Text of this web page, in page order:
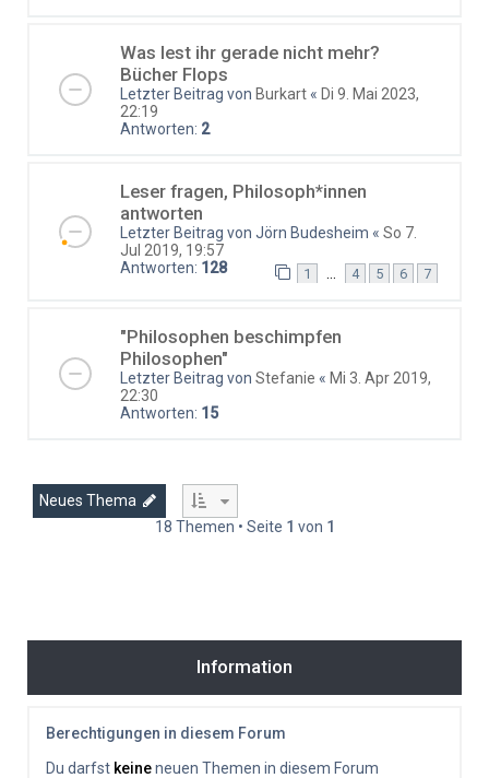
Was lest ihr gerade nicht mehr?
Bücher Flops
Letzter Beitrag von Burkart « Di 9. Mai 2023,
22:19
Antworten: 2
Leser fragen, Philosoph*innen
antworten
Letzter Beitrag von Jörn Budesheim « So 7.
Jul 2019, 19:57
Antworten: 128 1 … 4 5 6 7
"Philosophen beschimpfen
Philosophen"
Letzter Beitrag von Stefanie « Mi 3. Apr 2019,
22:30
Antworten: 15
Neues Thema
18 Themen • Seite 1 von 1
Information
Berechtigungen in diesem Forum
Du darfst keineneuen Themen in diesem Forum